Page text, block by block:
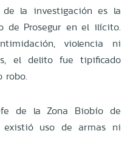
la investigación es la
de Prosegur en el ilícito.
violencia ni
el delito fue tipificado
robo.
de la Zona Biobío de
existió uso de armas ni